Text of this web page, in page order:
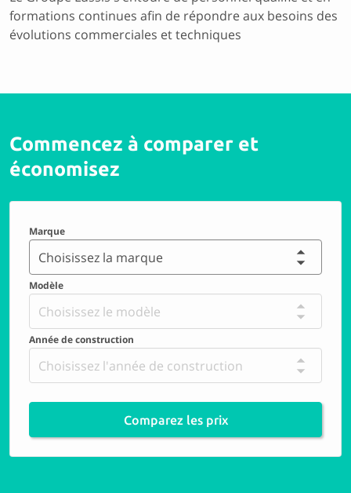
formations continues afin de répondre aux besoins des
évolutions commerciales et techniques
Commencez à comparer et
économisez
Marque
Choisissez la marque
Modèle
Choisissez le modèle
Année de construction
Choisissez l'année de construction
Comparez les prix